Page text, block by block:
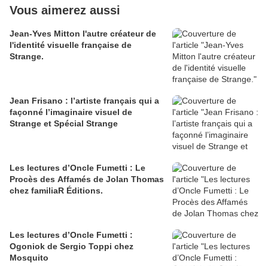
Vous aimerez aussi
Jean-Yves Mitton l'autre créateur de
l'identité visuelle française de
Strange.
Jean Frisano : l’artiste français qui a
façonné l’imaginaire visuel de
Strange et Spécial Strange
Les lectures d’Oncle Fumetti : Le
Procès des Affamés de Jolan Thomas
chez familiaR Éditions.
Les lectures d’Oncle Fumetti :
Ogoniok de Sergio Toppi chez
Mosquito